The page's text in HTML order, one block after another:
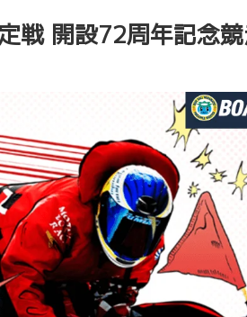
戦 開設72周年記念競